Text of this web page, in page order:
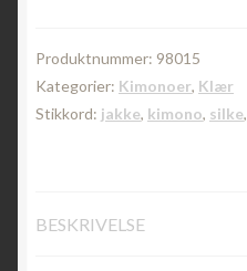
Produktnummer: 98015
Kategorier: Kimonoer, Klær
Stikkord: jakke, kimono, silke,
BESKRIVELSE